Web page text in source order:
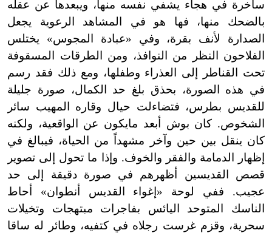
ساخرة في هجاء يشفي نفسه منها، ويبعدها عن عقله
بالضحك منها، فها هو في المشاهد الرعوية يجعل
الصدارة لأنف بقرة، وفي «عبادة المجوس» يختلس
الفلاحون النظر من النوافذ، ومن الطرقات المسقوفة
تحت القناطر إلى العذراء وطفلها، ومع ذلك فقد رسم
في هذه الصورة، بحذق بلغ حد الكمال، صورة جليلة
للقديس بطرس، فتضاءلت حيال وقاره المهيب سائر
الشخوص. كان بوش أبعد مايكون عن الواقعية، ولكنه
كان ينقل بين حين وآخر مشهداً من الحياة، فيبالغ في
إظهار الدمامة والفقر والخوف. وإذا ما تحول إلى تصوير
قصص القديسين أظهرهم في صورة دقيقة إلى حد
عجيب. ففي لوحة «إغواء القديس أنطوان» أحاط
الناسك المتوحد اليائس بفاجرات مبتهجات وتخيلات
سحرية، وقزم غرست رجلاه في كتفيه، وطائر له ساقا